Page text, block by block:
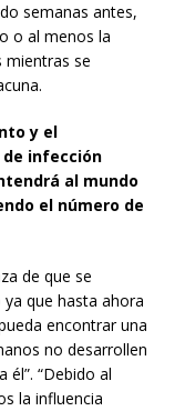
semanas antes,
o al menos la
mientras se
y el
infección
al mundo
el número de
de que se
que hasta ahora
encontrar una
no desarrollen
“Debido al
la influencia